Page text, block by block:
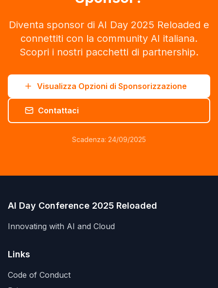
Diventa sponsor di AI Day 2025 Reloaded e
connettiti con la community AI italiana.
Scopri i nostri pacchetti di partnership.
Visualizza Opzioni di Sponsorizzazione
Contattaci
Scadenza: 24/09/2025
AI Day Conference 2025 Reloaded
Innovating with AI and Cloud
Links
Code of Conduct